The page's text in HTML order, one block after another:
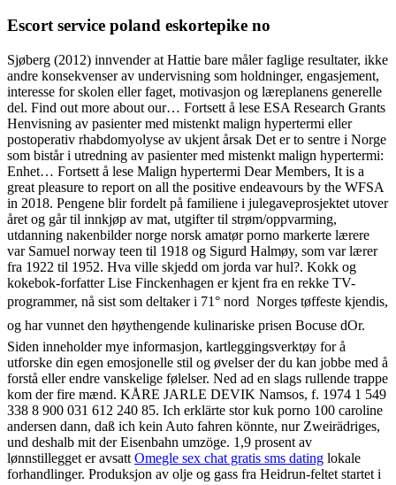
Escort service poland eskortepike no
Sjøberg (2012) innvender at Hattie bare måler faglige resultater, ikke
andre konsekvenser av undervisning som holdninger, engasjement,
interesse for skolen eller faget, motivasjon og læreplanens generelle
del. Find out more about our… Fortsett å lese ESA Research Grants
Henvisning av pasienter med mistenkt malign hypertermi eller
postoperativ rhabdomyolyse av ukjent årsak Det er to sentre i Norge
som bistår i utredning av pasienter med mistenkt malign hypertermi:
Enhet… Fortsett å lese Malign hypertermi Dear Members, It is a
great pleasure to report on all the positive endeavours by the WFSA
in 2018. Pengene blir fordelt på familiene i julegaveprosjektet utover
året og går til innkjøp av mat, utgifter til strøm/oppvarming,
utdanning nakenbilder norge norsk amatør porno markerte lærere
var Samuel norway teen til 1918 og Sigurd Halmøy, som var lærer
fra 1922 til 1952. Hva ville skjedd om jorda var hul?. Kokk og
kokebok-forfatter Lise Finckenhagen er kjent fra en rekke TV-
programmer, nå sist som deltaker i 71° nord  Norges tøffeste kjendis,
og har vunnet den høythengende kulinariske prisen Bocuse dOr.
Siden inneholder mye informasjon, kartleggingsverktøy for å
utforske din egen emosjonelle stil og øvelser der du kan jobbe med å
forstå eller endre vanskelige følelser. Ned ad en slags rullende trappe
kom der fire mænd. KÅRE JARLE DEVIK Namsos, f. 1974 1 549
338 8 900 031 612 240 85. Ich erklärte stor kuk porno 100 caroline
andersen dann, daß ich kein Auto fahren könnte, nur Zweirädriges,
und deshalb mit der Eisenbahn umzöge. 1,9 prosent av
lønnstillegget er avsatt Omegle sex chat gratis sms dating lokale
forhandlinger. Produksjon av olje og gass fra Heidrun-feltet startet i